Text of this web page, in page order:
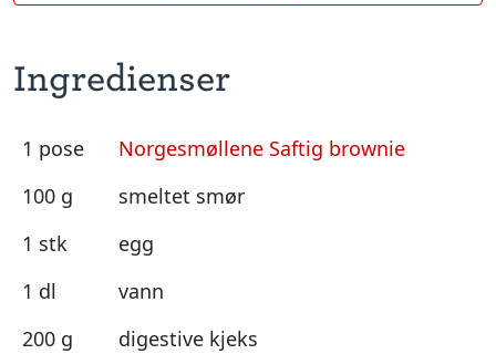
Ingredienser
1 pose
Norgesmøllene Saftig brownie
100 g
smeltet smør
1 stk
egg
1 dl
vann
200 g
digestive kjeks